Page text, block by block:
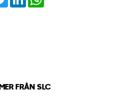
MER FRÅN SLC